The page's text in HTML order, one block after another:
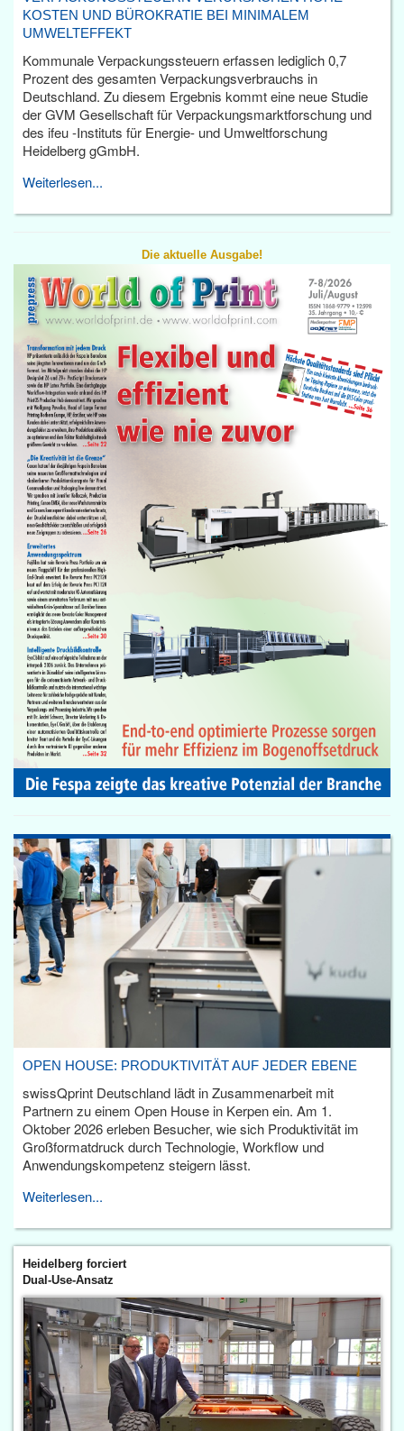
KOSTEN UND BÜROKRATIE BEI MINIMALEM
UMWELTEFFEKT
Kommunale Verpackungssteuern erfassen lediglich 0,7
Prozent des gesamten Verpackungsverbrauchs in
Deutschland. Zu diesem Ergebnis kommt eine neue Studie
der GVM Gesellschaft für Verpackungsmarktforschung und
des ifeu -Instituts für Energie- und Umweltforschung
Heidelberg gGmbH.
Weiterlesen...
Die aktuelle Ausgabe!
OPEN HOUSE: PRODUKTIVITÄT AUF JEDER EBENE
swissQprint Deutschland lädt in Zusammenarbeit mit
Partnern zu einem Open House in Kerpen ein. Am 1.
Oktober 2026 erleben Besucher, wie sich Produktivität im
Großformatdruck durch Technologie, Workflow und
Anwendungskompetenz steigern lässt.
Weiterlesen...
Heidelberg forciert
Dual-Use-Ansatz